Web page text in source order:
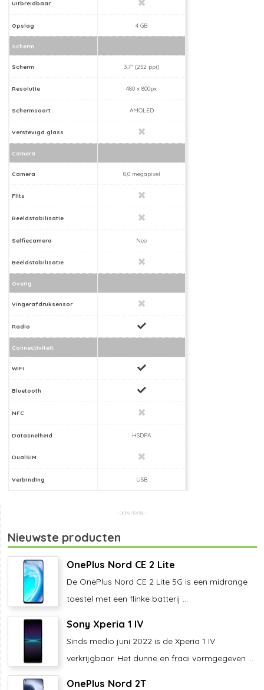
Uitbreidbaar
Opslag 4 GB
Scherm
Scherm 3,7" (252 ppi)
Resolutie 480 x 800px
Schermsoort AMOLED
Verstevigd glass
Camera
Camera 8,0 megapixel
Flits
Beeldstabilisatie
Selfiecamera Nee
Beeldstabilisatie
Overig
Vingerafdruksensor
Radio
Connectiviteit
WiFi
Bluetooth
NFC
Datasnelheid HSDPA
DualSIM
Verbinding USB
Nieuwste producten
OnePlus Nord CE 2 Lite
De OnePlus Nord CE 2 Lite 5G is een midrange
toestel met een flinke batterij ...
Sony Xperia 1 IV
Sinds medio juni 2022 is de Xperia 1 IV
verkrijgbaar. Het dunne en fraai vormgegeven ...
OnePlus Nord 2T